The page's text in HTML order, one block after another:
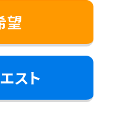
望
スト